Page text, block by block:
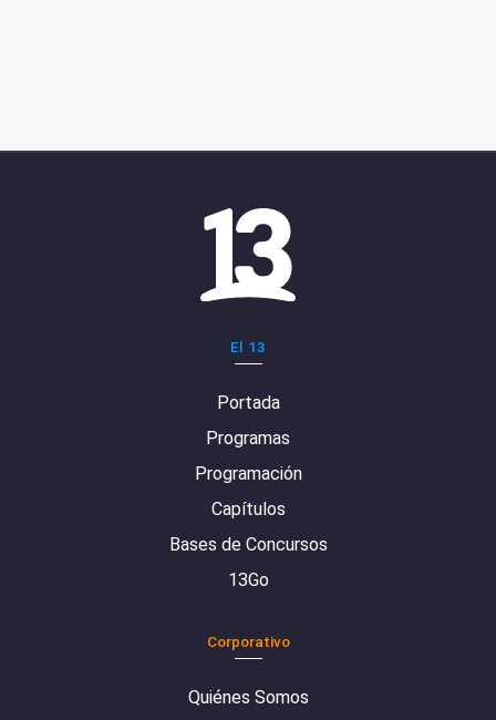
El 13
Portada
Programas
Programación
Capítulos
Bases de Concursos
13Go
Corporativo
Quiénes Somos